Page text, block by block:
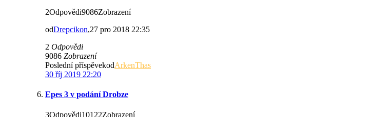
2Odpovědi9086Zobrazení
odDrepcikon,27 pro 2018 22:35
2 Odpovědi
9086 Zobrazení
Poslední příspěvekodArkenThas
30 říj 2019 22:20
Epes 3 v podání Drobze
3Odpovědi10122Zobrazení